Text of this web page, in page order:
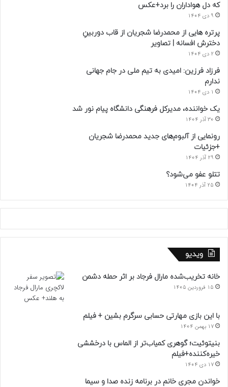
که دل هواداران را برد+عکس
9 دی 1404
پرتره هایی از محمدرضا شجریان از قاب دوربینِ
دخترش افسانه | تصاویر
2 دی 1404
فرزاد فرزین: امیدی به تیم ملی در جام جهانی
ندارم
1 دی 1404
یک خواننده، مدیرکل فرهنگی دانشگاه پیام نور شد
30 آذر 1404
رونمایی از آلبوم‌های جدید محمدرضا شجریان
+جزئیات
29 آذر 1404
تتلو عفو می‌شود؟
25 آذر 1404
ویدیو
خانه تخریب‌شده مارال فرجاد بر اثر حمله دشمن
15 فروردین 1405
با این بازی مهارتی حسابی سرگرم بشین + فیلم
17 بهمن 1404
بنیتوئیت؛ گوهری کمیاب‌تر از الماس با درخششی
خیره‌کننده+فیلم
17 دی 1404
خواندن مجری خانم در برنامه زنده صدا و سیما